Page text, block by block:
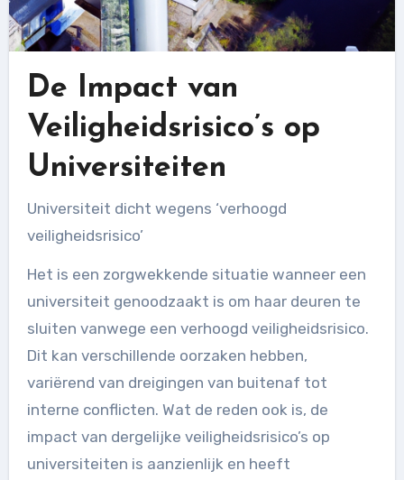
De Impact van
Veiligheidsrisico’s op
Universiteiten
Universiteit dicht wegens ‘verhoogd
veiligheidsrisico’
Het is een zorgwekkende situatie wanneer een
universiteit genoodzaakt is om haar deuren te
sluiten vanwege een verhoogd veiligheidsrisico.
Dit kan verschillende oorzaken hebben,
variërend van dreigingen van buitenaf tot
interne conflicten. Wat de reden ook is, de
impact van dergelijke veiligheidsrisico’s op
universiteiten is aanzienlijk en heeft